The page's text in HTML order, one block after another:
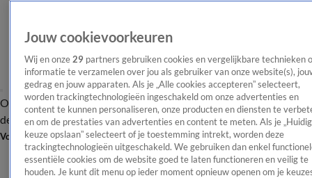
OverzichtAfleveringen Entertainment TV Algemeen
Tip
de redactieNieuwsbrief
Volg Shownieuws
Jouw cookievoorkeuren
Wij en onze 29 partners gebruiken cookies en vergelijkbare technieken
informatie te verzamelen over jou als gebruiker van onze website(s),
gedrag en jouw apparaten. Als je „Alle cookies accepteren” selecteert,
worden trackingtechnologieën ingeschakeld om onze advertenties en
content te kunnen personaliseren, onze producten en diensten te
en om de prestaties van advertenties en content te meten. Als je
keuze opslaan” selecteert of je toestemming intrekt, worden deze
trackingtechnologieën uitgeschakeld. We gebruiken dan enkel
essentiële cookies om de website goed te laten functioneren en veilig te
houden. Je kunt dit menu op ieder moment opnieuw openen om je